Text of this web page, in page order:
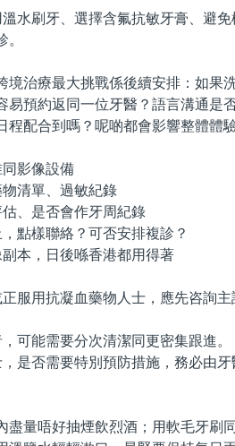
刷牙、選擇含氟抗敏牙膏、避免
治療最大挑戰係後續安排：如果
易預約返同一位牙醫？語言溝通是
配合到嗎？呢啲都會影響整體體驗
影像設備
清單、過敏紀錄
、是否會作牙周紀錄
樣聯絡？可否安排複診？
本，日後喺香港都用得著
用抗凝血藥物人士，應先咨詢主
能需要分次清潔同更密集跟進。
否需要特別預防措施，務必由牙
量唔好抽煙飲烈酒；用軟毛牙刷